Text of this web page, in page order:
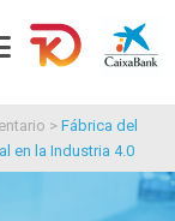
> Fábrica del
en la Industria 4.0